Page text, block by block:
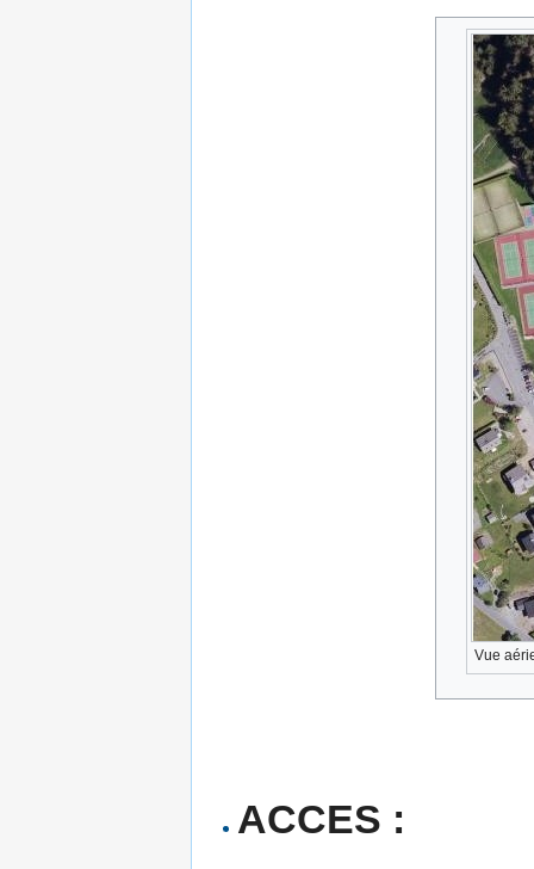
Vue
ACCES :